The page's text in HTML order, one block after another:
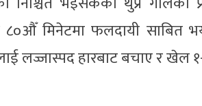
मिनेटमा फलदायी साबित
लज्जास्पद हारबाट बचाए र खेल